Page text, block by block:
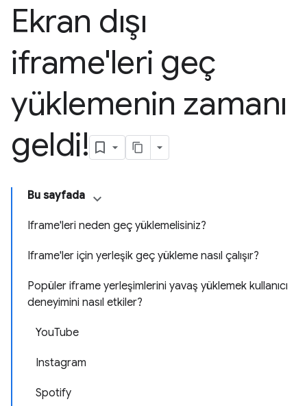
Ekran dışı
iframe'leri geç
yüklemenin zamanı
geldi!
Bu sayfada
Iframe'leri neden geç yüklemelisiniz?
Iframe'ler için yerleşik geç yükleme nasıl çalışır?
Popüler iframe yerleşimlerini yavaş yüklemek kullanıcı
deneyimini nasıl etkiler?
YouTube
Instagram
Spotify